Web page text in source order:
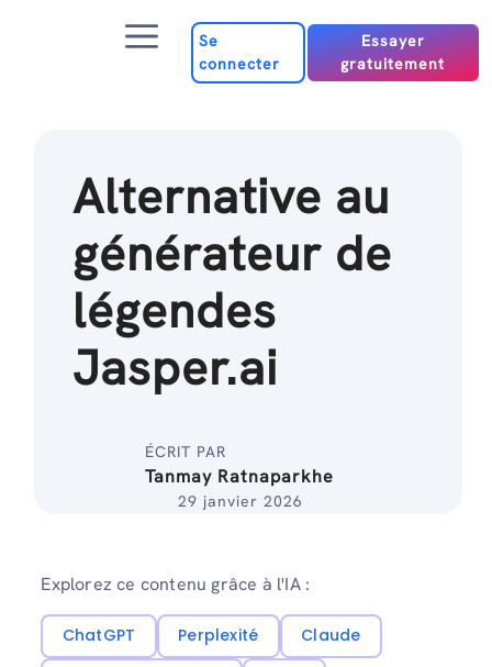
Menu
Se
connecter
Essayer
gratuitement
Alternative au
générateur de
légendes
Jasper.ai
ÉCRIT PAR
Tanmay Ratnaparkhe
29 janvier 2026
Explorez ce contenu grâce à l'IA :
ChatGPT Perplexité
Claude